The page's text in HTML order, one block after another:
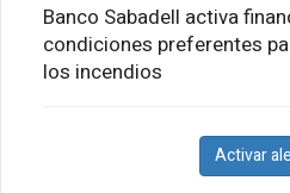
Banco Sabadell activa
condiciones preferentes
los incendios
Activar